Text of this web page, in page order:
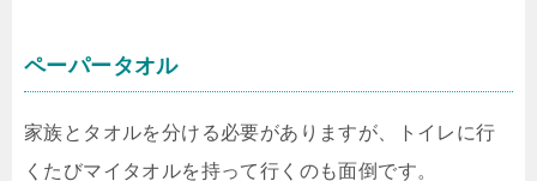
ペーパータオル
家族とタオルを分ける必要がありますが、トイレに行
くたびマイタオルを持って行くのも面倒です。